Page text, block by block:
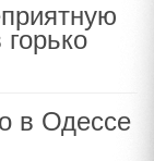
в Одессе